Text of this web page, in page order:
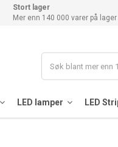
Stort lager
Mer enn 140 000 varer på lager
LED lamper LED